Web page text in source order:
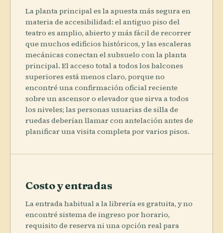
La planta principal es la apuesta más segura en
materia de accesibilidad: el antiguo piso del
teatro es amplio, abierto y más fácil de recorrer
que muchos edificios históricos, y las escaleras
mecánicas conectan el subsuelo con la planta
principal. El acceso total a todos los balcones
superiores está menos claro, porque no
encontré una confirmación oficial reciente
sobre un ascensor o elevador que sirva a todos
los niveles; las personas usuarias de silla de
ruedas deberían llamar con antelación antes de
planificar una visita completa por varios pisos.
Costo y entradas
La entrada habitual a la librería es gratuita, y no
encontré sistema de ingreso por horario,
requisito de reserva ni una opción real para